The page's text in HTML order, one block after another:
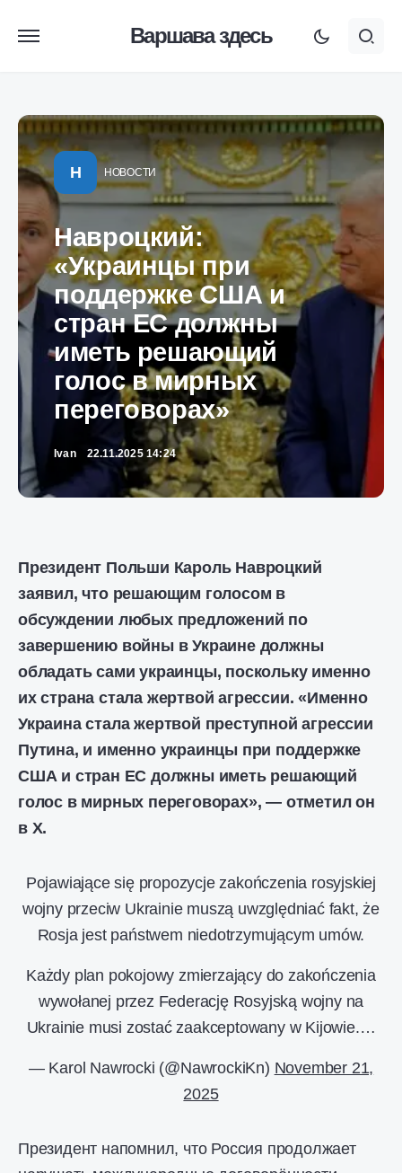
Варшава здесь
Н НОВОСТИ
Навроцкий:
«Украинцы при
поддержке США и
стран ЕС должны
иметь решающий
голос в мирных
переговорах»
Ivan 22.11.2025 14:24
Президент Польши Кароль Навроцкий
заявил, что решающим голосом в
обсуждении любых предложений по
завершению войны в Украине должны
обладать сами украинцы, поскольку именно
их страна стала жертвой агрессии. «Именно
Украина стала жертвой преступной агрессии
Путина, и именно украинцы при поддержке
США и стран ЕС должны иметь решающий
голос в мирных переговорах», — отметил он
в X.
Pojawiające się propozycje zakończenia rosyjskiej
wojny przeciw Ukrainie muszą uwzględniać fakt, że
Rosja jest państwem niedotrzymującym umów.
Każdy plan pokojowy zmierzający do zakończenia
wywołanej przez Federację Rosyjską wojny na
Ukrainie musi zostać zaakceptowany w Kijowie.…
— Karol Nawrocki (@NawrockiKn) November 21,
2025
Президент напомнил, что Россия продолжает